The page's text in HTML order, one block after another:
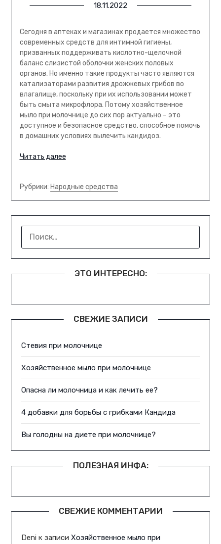
18.11.2022
Сегодня в аптеках и магазинах продается множество
современных средств для интимной гигиены,
призванных поддерживать кислотно-щелочной
баланс слизистой оболочки женских половых
органов. Но именно такие продукты часто являются
катализаторами развития дрожжевых грибов во
влагалище, поскольку при их использовании может
быть смыта микрофлора. Потому хозяйственное
мыло при молочнице до сих пор актуально – это
доступное и безопасное средство, способное помочь
в домашних условиях вылечить кандидоз.
Читать далее
Рубрики: Народные средства
ЭТО ИНТЕРЕСНО:
СВЕЖИЕ ЗАПИСИ
Стевия при молочнице
Хозяйственное мыло при молочнице
Опасна ли молочница и как лечить ее?
4 добавки для борьбы с грибками Кандида
Вы голодны на диете при молочнице?
ПОЛЕЗНАЯ ИНФА:
СВЕЖИЕ КОММЕНТАРИИ
Deni к записиХозяйственное мыло при